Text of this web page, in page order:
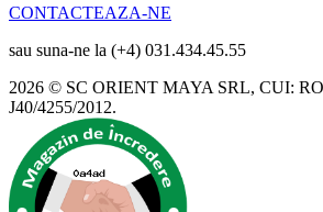
CONTACTEAZA-NE
sau suna-ne la (+4) 031.434.45.55
2026 © SC ORIENT MAYA SRL, CUI:
J40/4255/2012.